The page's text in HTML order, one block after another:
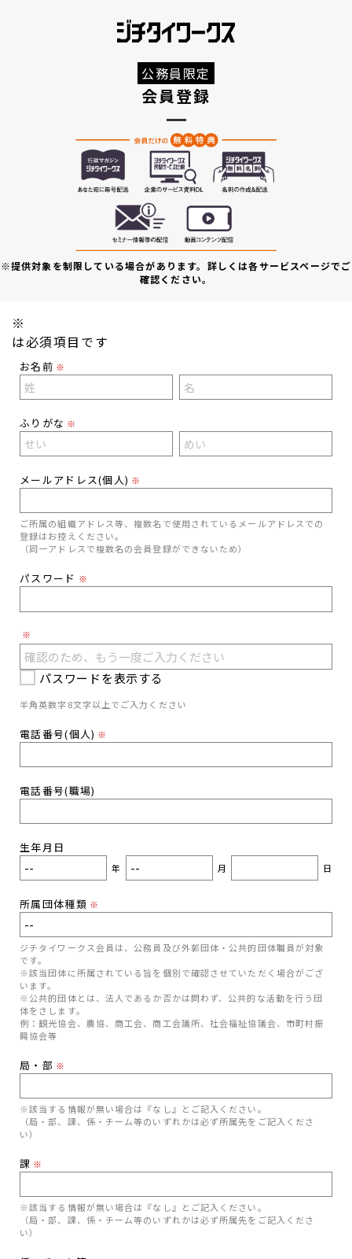
公務員限定
会員登録
※提供対象を制限している場合があります。詳しくは各サービスページでご
確認ください。
※
は必須項目です
お名前 ※
ふりがな ※
メールアドレス(個人) ※
ご所属の組織アドレス等、複数名で使用されているメールアドレスでの
登録はお控えください。
（同一アドレスで複数名の会員登録ができないため）
パスワード ※
※
パスワードを表示する
半角英数字8文字以上でご入力ください
電話番号(個人) ※
電話番号(職場)
生年月日
年 月 日
所属団体種類 ※
ジチタイワークス会員は、公務員及び外郭団体・公共的団体職員が対象
です。
※該当団体に所属されている旨を個別で確認させていただく場合がござ
います。
※公共的団体とは、法人であるか否かは問わず、公共的な活動を行う団
体をさします。
例：観光協会、農協、商工会、商工会議所、社会福祉協議会、市町村振
興協会等
局・部 ※
※該当する情報が無い場合は『なし』とご記入ください。
（局・部、課、係・チーム等のいずれかは必ず所属先をご記入くださ
い）
課 ※
※該当する情報が無い場合は『なし』とご記入ください。
（局・部、課、係・チーム等のいずれかは必ず所属先をご記入くださ
い）